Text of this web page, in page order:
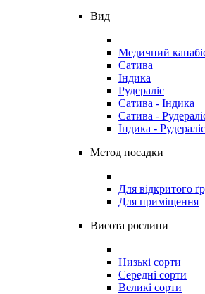
Вид
Медичний
Сатива
Індика
Рудераліс
Сатива - Індика
Сатива -
Індика - Рудераліс
Метод посадки
Для відкритого
Для приміщення
Висота рослини
Низькі сорти
Середні сорти
Великі сорти